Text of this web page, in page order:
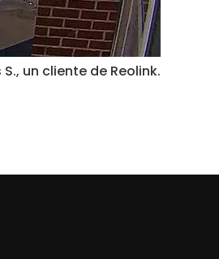
un cliente de Reolink.